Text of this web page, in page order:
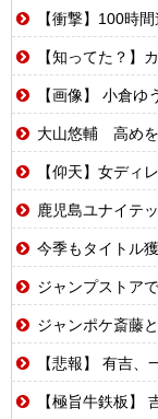
【衝撃】100時
【知ってた？】カナダ発ウ
【画像】 小倉ゆう
大山悠輔 高め
【仰天】女ディレクター「老舗町中華の弁当
鹿児島ユナイテッドFCがFWフア
今季もタイトル獲
ジャンプストアで大量注文→
ジャンポケ斎藤と代理人のや
【悲報】 有吉、一
【極旨牛鉄板】 吉